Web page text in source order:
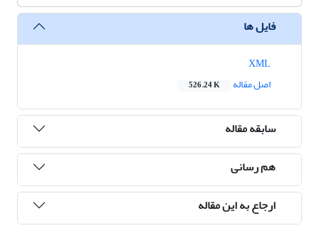
فایل ها
اصل مقاله
526.24 K
سابقه مقاله
هم رسانی
ارجاع به این مقاله